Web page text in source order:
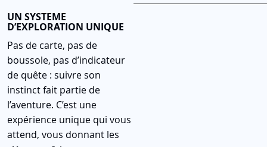
UN SYSTEME
D’EXPLORATION UNIQUE
Pas de carte, pas de
boussole, pas d’indicateur
de quête : suivre son
instinct fait partie de
l’aventure. C’est une
expérience unique qui vous
attend, vous donnant les